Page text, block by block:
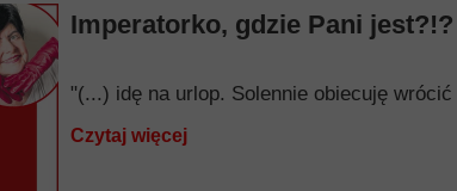
Imperatorko, gdzie Pani jest?!?
"(...) idę na urlop. Solennie obiecuję
Czytaj więcej